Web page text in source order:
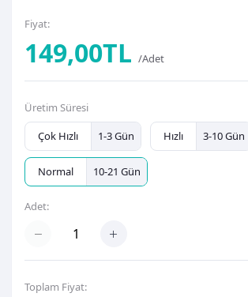
Fiyat:
149,00TL /Adet
Üretim Süresi
Çok Hızlı
1-3 Gün Hızlı 3-10 Gün
Normal 10-21 Gün
Adet:
Toplam Fiyat: